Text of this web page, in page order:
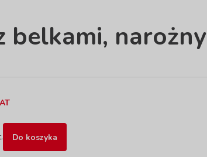
belkami, narożny
Do koszyka